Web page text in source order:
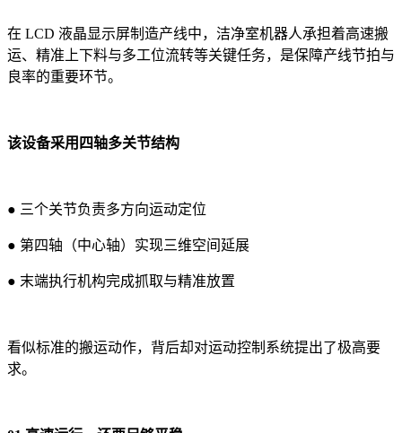
在 LCD 液晶显示屏制造产线中，洁净室机器人承担着高速搬
运、精准上下料与多工位流转等关键任务，是保障产线节拍与
良率的重要环节。
该设备采用四轴多关节结构
● 三个关节负责多方向运动定位
● 第四轴（中心轴）实现三维空间延展
● 末端执行机构完成抓取与精准放置
看似标准的搬运动作，背后却对运动控制系统提出了极高要
求。